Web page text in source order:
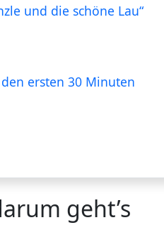
und die schöne Lau“
ersten 30 Minuten
geht’s